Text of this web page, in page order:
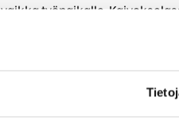
työpaikalle.